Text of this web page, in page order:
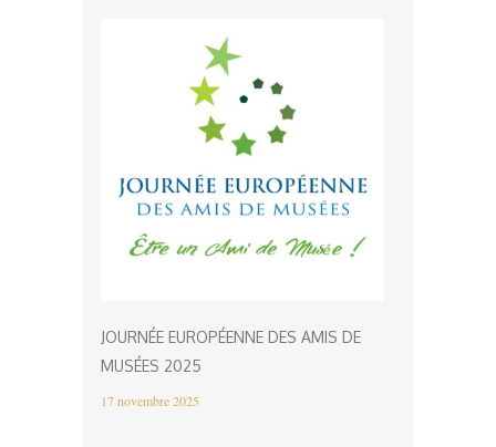
JOURNÉE EUROPÉENNE DES AMIS DE
MUSÉES 2025
17 novembre 2025